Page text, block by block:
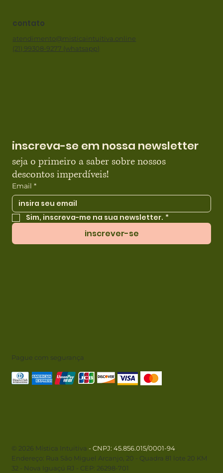
contato
atendimento@misticaintuitiva.online
(21) 99308-9277 (whatsapp)
inscreva-se em nossa newsletter
seja o primeiro a saber sobre nossos
descontos imperdíveis!
Email *
Sim, inscreva-me na sua newsletter. *
inscrever-se
Pague com segurança
© 2026 Mística Intuitiva - CNPJ: 45.856.015/0001-94.
Endereço: Rua São Miguel Arcanjo, 20 - Quadra 81 lote 20 KM
32 - Nova Iguaçú RJ - CEP: 26298-701